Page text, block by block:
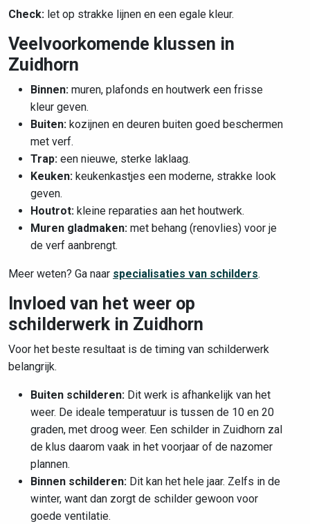
Check: let op strakke lijnen en een egale kleur.
Veelvoorkomende klussen in
Zuidhorn
Binnen: muren, plafonds en houtwerk een frisse
kleur geven.
Buiten: kozijnen en deuren buiten goed beschermen
met verf.
Trap: een nieuwe, sterke laklaag.
Keuken: keukenkastjes een moderne, strakke look
geven.
Houtrot: kleine reparaties aan het houtwerk.
Muren gladmaken: met behang (renovlies) voor je
de verf aanbrengt.
Meer weten? Ga naar specialisaties van schilders.
Invloed van het weer op
schilderwerk in Zuidhorn
Voor het beste resultaat is de timing van schilderwerk
belangrijk.
Buiten schilderen: Dit werk is afhankelijk van het
weer. De ideale temperatuur is tussen de 10 en 20
graden, met droog weer. Een schilder in Zuidhorn zal
de klus daarom vaak in het voorjaar of de nazomer
plannen.
Binnen schilderen: Dit kan het hele jaar. Zelfs in de
winter, want dan zorgt de schilder gewoon voor
goede ventilatie.